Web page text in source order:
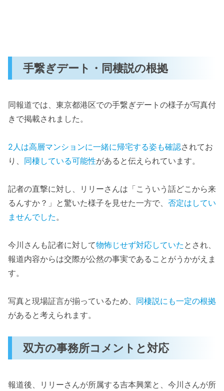
手繋ぎデート・同棲説の根拠
同報道では、東京都港区での手繋ぎデートの様子が写真付
きで掲載されました。
2人は高層マンションに一緒に帰宅する姿も確認されてお
り、 同棲している可能性があると伝えられています。
記者の直撃に対し、リリーさんは「こういう話どこから来
るんすか？」と驚いた様子を見せた一方で、 否定はしてい
ませんでした。
今川さんも記者に対して物怖じせず対応していた とされ、
報道内容からは交際が公然の事実であることがうかがえま
す。
写真と現場証言が揃っているため、 同棲説にも一定の根拠
があると考えられます。
双方の事務所コメントと対応
報道後、リリーさんが所属する吉本興業と、今川さんが所